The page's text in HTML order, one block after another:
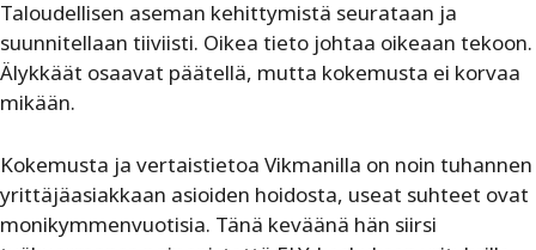
Taloudellisen aseman kehittymistä seurataan ja
suunnitellaan tiiviisti. Oikea tieto johtaa oikeaan tekoon.
Älykkäät osaavat päätellä, mutta kokemusta ei korvaa
mikään.
Kokemusta ja vertaistietoa Vikmanilla on noin tuhannen
yrittäjäasiakkaan asioiden hoidosta, useat suhteet ovat
monikymmenvuotisia. Tänä keväänä hän siirsi